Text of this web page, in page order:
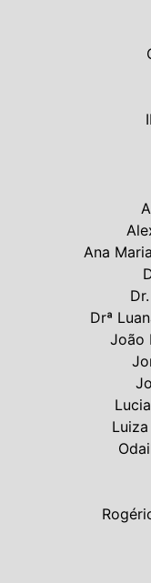
Ana
Drª
João